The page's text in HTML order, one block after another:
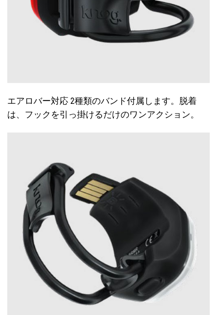
エアロバー対応 2種類のバンド付属します。脱着
は、フックを引っ掛けるだけのワンアクション。